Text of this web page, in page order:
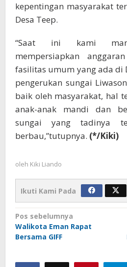
kepentingan masyarakat
Desa Teep.
“Saat ini kami
mempersiapkan
fasilitas umum yang ada di
pengerukan sungai
baik oleh masyarakat, hal
anak-anak mandi dan
sungai yang tadinya
berbau,”tutupnya. (*/Kiki)
oleh Kiki Liando
Ikuti Kami Pada
Navigasi
pos
Pos sebelumnya
Walikota Eman Rapat
Bersama GIFF